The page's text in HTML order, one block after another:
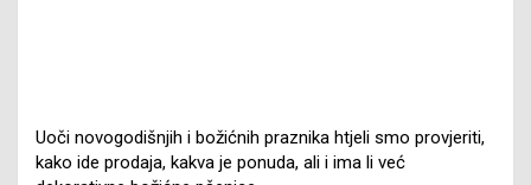
Uoči novogodišnjih i božićnih praznika htjeli smo provjeriti,
kako ide prodaja, kakva je ponuda, ali i ima li već